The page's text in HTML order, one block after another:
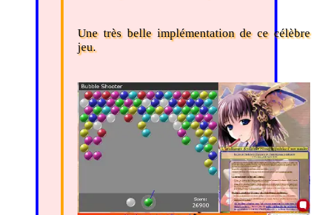
Une très belle implémentation de ce célèbre
jeu.